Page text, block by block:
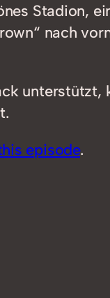
Stadion,
nach
episode.